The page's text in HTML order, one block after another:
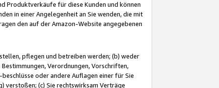
Produktverkäufe für diese Kunden und können
in einer Angelegenheit an Sie wenden, die mit
den auf der Amazon-Website angegebenen
pflegen und betreiben werden; (b) weder
Verordnungen, Vorschriften,
oder andere Auflagen einer für Sie
verstoßen; (c) Sie rechtswirksam Verträge